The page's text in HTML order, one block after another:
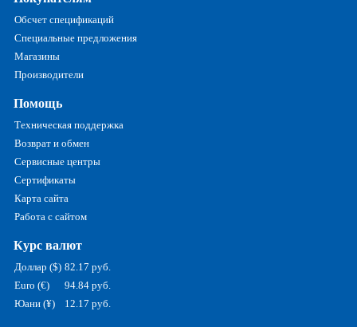
Обсчет спецификаций
Специальные предложения
Магазины
Производители
Помощь
Техническая поддержка
Возврат и обмен
Сервисные центры
Сертификаты
Карта сайта
Работа с сайтом
Курс валют
Доллар ($) 82.17 руб.
Euro (€)
94.84 руб.
Юани (¥)
12.17 руб.